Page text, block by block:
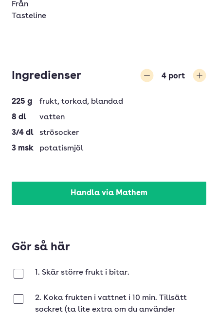
Från
Tasteline
Ingredienser 4 port
225 g frukt, torkad, blandad
8 dl
vatten
3/4 dl
strösocker
3 msk potatismjöl
Handla via Mathem
Gör så här
1. Skär större frukt i bitar.
2. Koka frukten i vattnet i 10 min. Tillsätt
sockret (ta lite extra om du använder